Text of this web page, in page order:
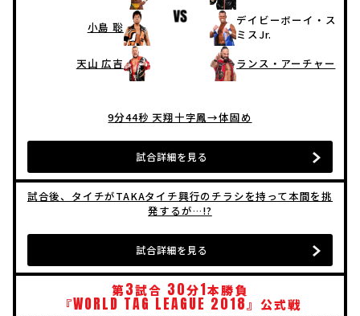
小島 聡
天山 広吉
デイビーボーイ・ス
ミスJr.
ランス・アーチャー
9分44秒 天翔十字鳳→体固め
試合詳細を見る
試合後、タイチがTAKAタイチ興行のチラシを持って本間を挑
発するが…!?
試合詳細を見る
第3試合 30分1本勝負
『WORLD TAG LEAGUE 2018』公式戦